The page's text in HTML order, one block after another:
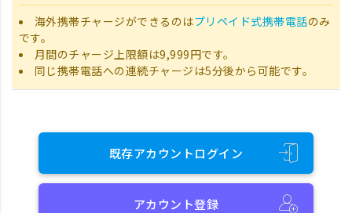
海外携帯チャージができるのはプリペイド式携帯電話のみ
です。
月間のチャージ上限額は9,999円です。
同じ携帯電話への連続チャージは5分後から可能です。
既存アカウントログイン
アカウント登録